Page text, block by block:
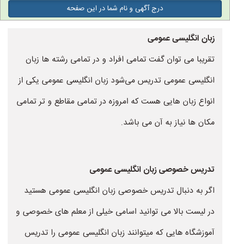
درج آگهی و نام شما در این صفحه
زبان انگلیسی عمومی
تقریبا می توان گفت تمامی افراد و در تمامی رشته ها زبان
انگلیسی عمومی تدریس می‌شود زبان انگلیسی عمومی یکی از
انواع زبان هایی هست که امروزه در تمامی مقاطع و تر تمامی
مکان ها نیاز به آن می باشد.
تدریس خصوصی زبان انگلیسی عمومی
اگر به دنبال تدریس خصوصی زبان انگلیسی عمومی هستید
در لیست بالا می توانید اسامی خیلی از معلم های خصوصی و
آموزشگاه هایی که میتوانند زبان انگلیسی عمومی را تدریس